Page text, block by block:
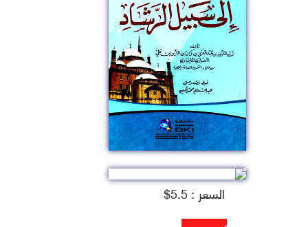
السعر : 5.5$